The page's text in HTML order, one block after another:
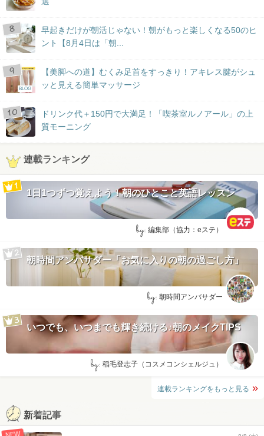
早起きだけが朝活じゃない！朝がもっと楽しくなる50のヒ
ント【8月4日は「朝...
BLOG
【美脚への道】むくみ足首をすっきり！アキレス腱がシュ
ッと見える簡単マッサージ
ドリンク代＋150円で大満足！「喫茶室ルノアール」の上
質モーニング
連載ランキング
1日1つずつ覚えよう！朝のひとこと英語レッスン
by: 編集部（協力：eステ）
朝時間アンバサダー「お気に入りの朝の過ごし方」
by: 朝時間アンバサダー
いつでも、いつまでも輝き続ける♪朝のメイクTIPS
by: 稲毛登志子（コスメコンシェルジュ）
連載ランキングをもっと見る
新着記事